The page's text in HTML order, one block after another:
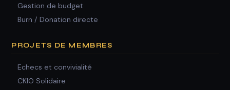
Gestion de budget
Burn / Donation directe
PROJETS DE MEMBRES
Echecs et convivialité
CKIO Solidaire